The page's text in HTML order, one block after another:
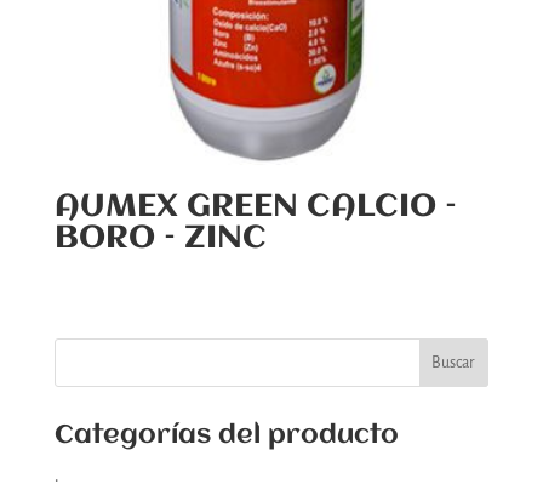
AUMEX GREEN CALCIO –
BORO – ZINC
Categorías del producto
.